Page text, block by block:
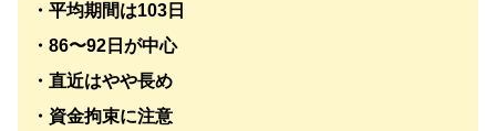
・平均期間は103日
・86〜92日が中心
・直近はやや長め
・資金拘束に注意